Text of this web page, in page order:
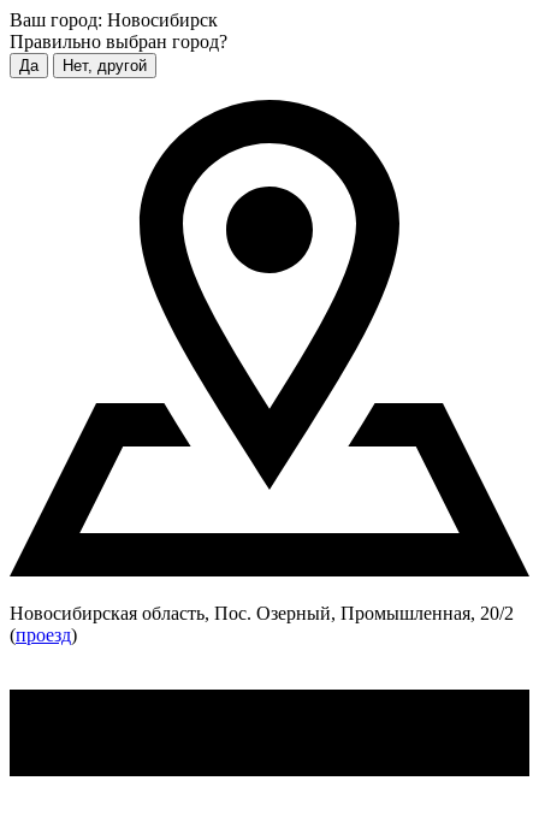
Ваш город: Новосибирск
Правильно выбран город?
Да Нет, другой
Новосибирская область, Пос. Озерный, Промышленная, 20/2
(проезд)